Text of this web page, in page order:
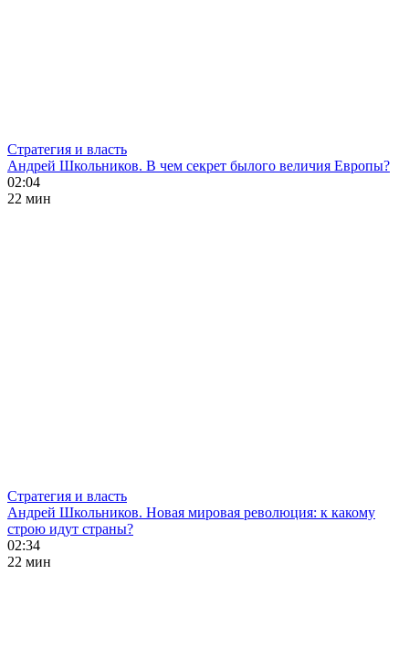
Стратегия и власть
Андрей Школьников. В чем секрет былого величия Европы?
02:04
22 мин
Стратегия и власть
Андрей Школьников. Новая мировая революция: к какому
строю идут страны?
02:34
22 мин